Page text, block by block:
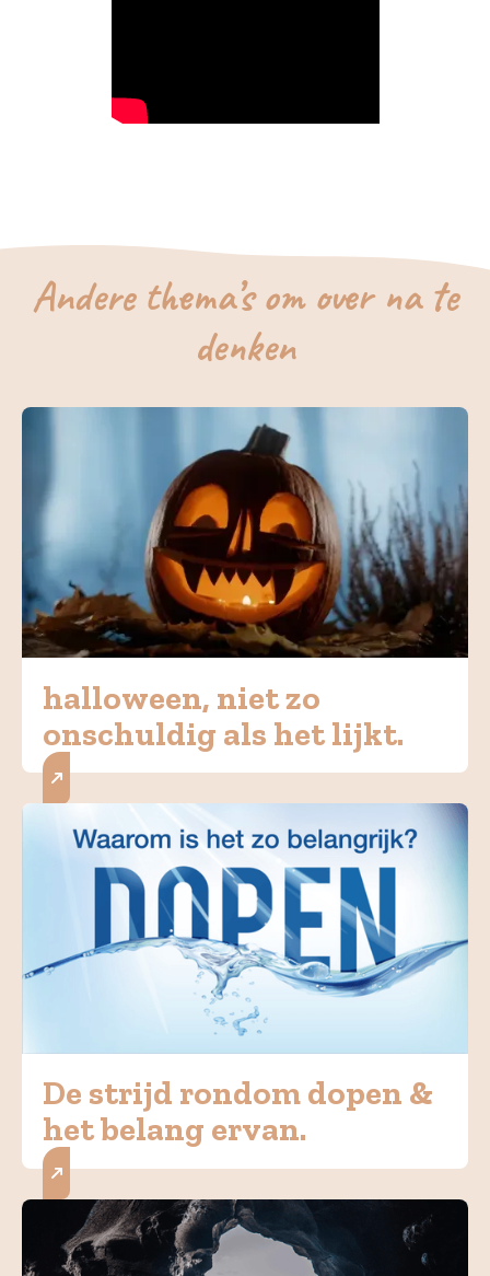
Andere thema’s om over na te
denken
halloween, niet zo
onschuldig als het lijkt.
De strijd rondom dopen &
het belang ervan.